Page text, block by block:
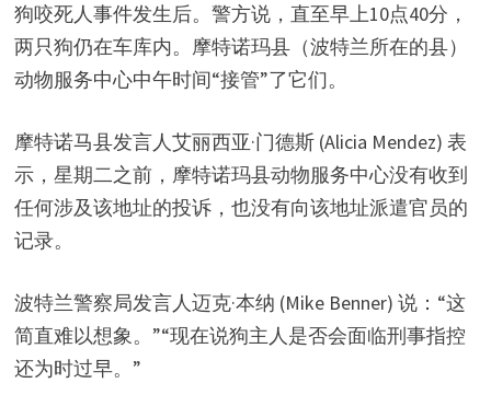
狗咬死人事件发生后。警方说，直至早上10点40分，
两只狗仍在车库内。摩特诺玛县（波特兰所在的县）
动物服务中心中午时间“接管”了它们。
摩特诺马县发言人艾丽西亚·门德斯 (Alicia Mendez) 表
示，星期二之前，摩特诺玛县动物服务中心没有收到
任何涉及该地址的投诉，也没有向该地址派遣官员的
记录。
波特兰警察局发言人迈克·本纳 (Mike Benner) 说：“这
简直难以想象。”“现在说狗主人是否会面临刑事指控
还为时过早。”